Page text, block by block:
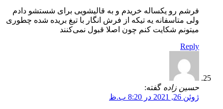
فرشم رو یکساله خریدم و به قالیشویی برای شستشو دادم
ولی متاسفانه یه تیکه از فرش انگار با تیغ بریده شده چطوری
میتونم شکایت کنم چون اصلا قبول نمی‌کنند
Reply
حسین زاده گفته:
ژوئن 26, 2021 در 8:20 ب.ظ